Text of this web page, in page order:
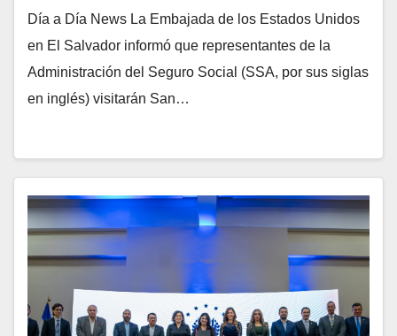
Día a Día News La Embajada de los Estados Unidos
en El Salvador informó que representantes de la
Administración del Seguro Social (SSA, por sus siglas
en inglés) visitarán San…